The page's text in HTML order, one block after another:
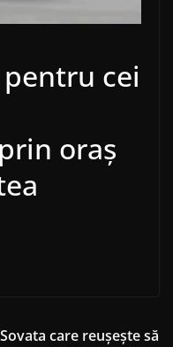
cei
oraș
care reușește să